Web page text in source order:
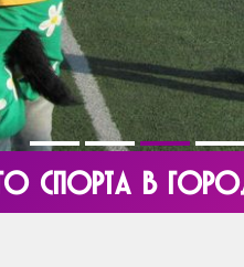
СПОРТА В